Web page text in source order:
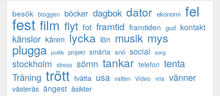
besök bloggen böcker dagbok dator ekonomi fel
fest film flyt fot framtid framtiden gud kontakt
känslor kåren lycka lön musik mys
plugga politik projekt smärta snö social sorg
stockholm stress sömn tankar telefon tenta
Träning trött tvätta usa vatten Video vila vänner
västerås ångest åsikter